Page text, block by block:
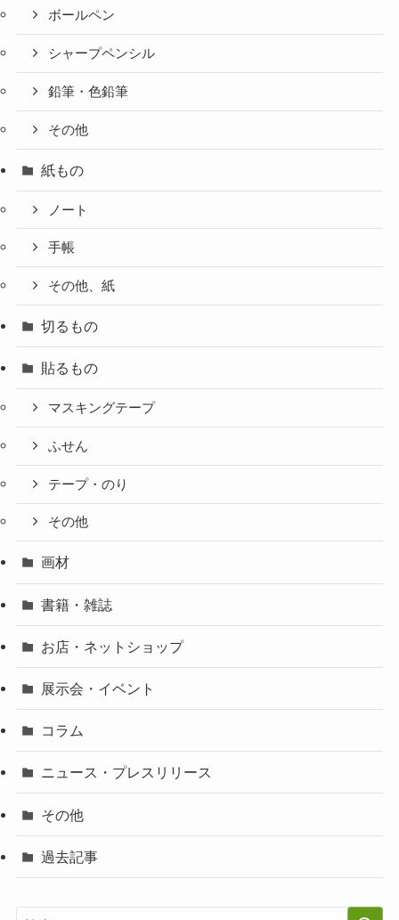
ボールペン
シャープペンシル
鉛筆・色鉛筆
その他
紙もの
ノート
手帳
その他、紙
切るもの
貼るもの
マスキングテープ
ふせん
テープ・のり
その他
画材
書籍・雑誌
お店・ネットショップ
展示会・イベント
コラム
ニュース・プレスリリース
その他
過去記事